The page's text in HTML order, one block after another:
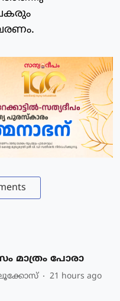
മാത്രം പോരാ
21 hours ago